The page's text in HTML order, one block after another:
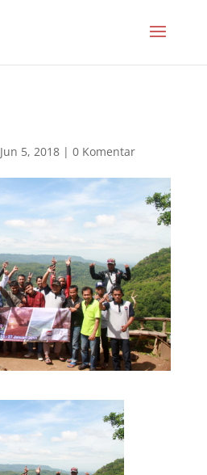
Jun 5, 2018| 0 Komentar